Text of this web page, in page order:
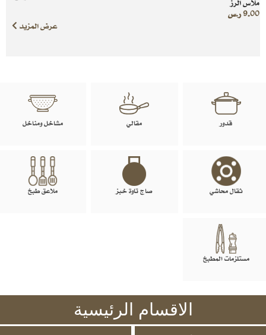
ملاس الرز
9.00ر.س
عرض المزيد
قدور مقالي مشاخل ومناخل
ثقال محاشي صاج تاوة خبز ملاعق طبخ
مستلزمات المطبخ
الاقسام الرئيسية